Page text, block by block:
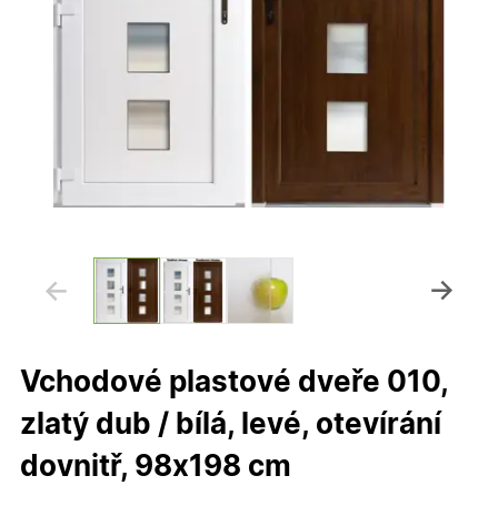
Vchodové plastové dveře 010,
zlatý dub / bílá, levé, otevírání
dovnitř, 98x198 cm